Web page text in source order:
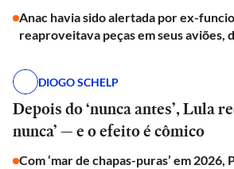
Anac havia sido alertada por ex-
reaproveitava peças em seus aviões,
DIOGO SCHELP
Depois do ‘nunca antes’, Lula
nunca’ — e o efeito é cômico
Com ‘mar de chapas-puras’ em